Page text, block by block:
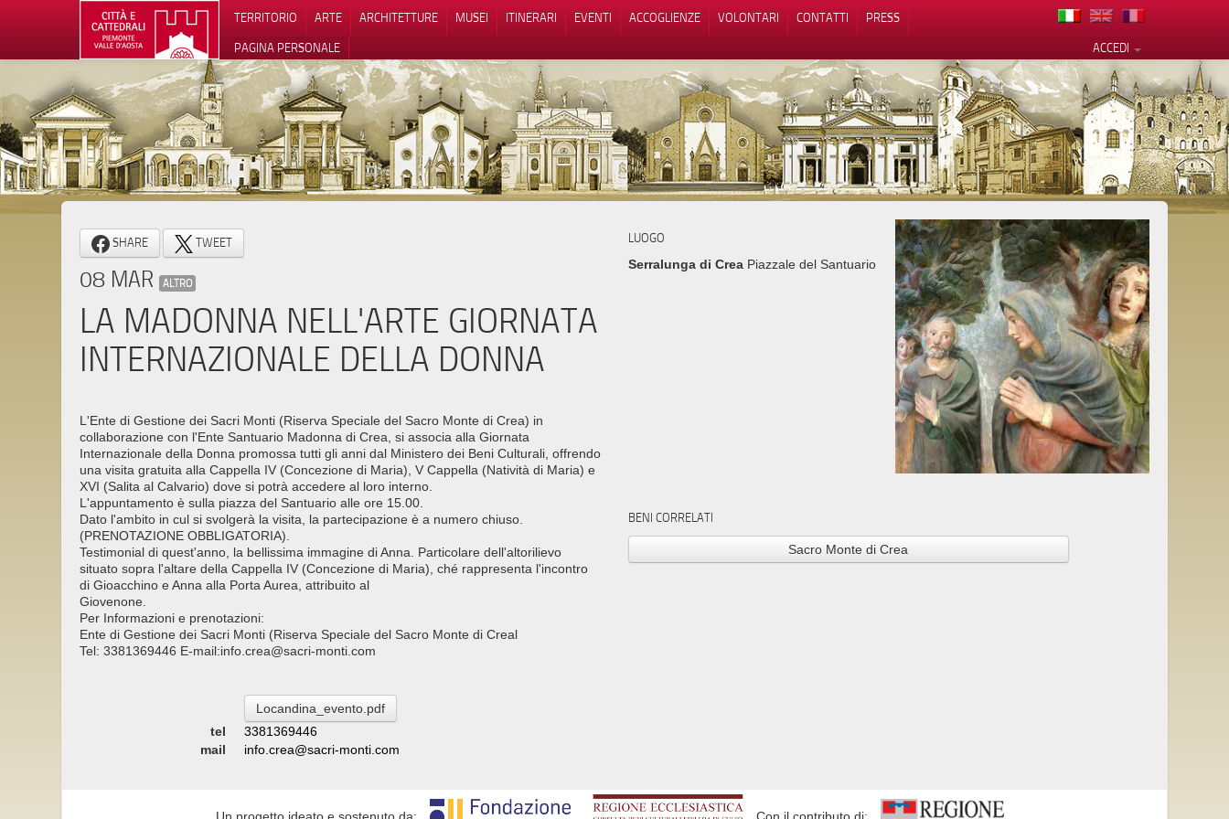
TERRITORIO ARTE ARCHITETTURE MUSEI ITINERARI EVENTI ACCOGLIENZE VOLONTARI CONTATTI
PRESS
ACCEDI
PAGINA PERSONALE
SHARE TWEET
08 MAR ALTRO
LA MADONNA NELL'ARTE GIORNATA
INTERNAZIONALE DELLA DONNA
L'Ente di Gestione dei Sacri Monti (Riserva Speciale del Sacro Monte di Crea) in
collaborazione con l'Ente Santuario Madonna di Crea, si associa alla Giornata
Internazionale della Donna promossa tutti gli anni dal Ministero dei Beni Culturali, offrendo
una visita gratuita alla Cappella IV (Concezione di Maria), V Cappella (Natività di Maria) e
XVI (Salita al Calvario) dove si potrà accedere al loro interno.
L'appuntamento è sulla piazza del Santuario alle ore 15.00.
Dato l'ambito in cul si svolgerà la visita, la partecipazione è a numero chiuso.
(PRENOTAZIONE OBBLIGATORIA).
Testimonial di quest'anno, la bellissima immagine di Anna. Particolare dell'altorilievo
situato sopra l'altare della Cappella IV (Concezione di Maria), ché rappresenta l'incontro
di Gioacchino e Anna alla Porta Aurea, attribuito al
Giovenone.
Per Informazioni e prenotazioni:
Ente di Gestione dei Sacri Monti (Riserva Speciale del Sacro Monte di Creal
Tel: 3381369446 E-mail:info.crea@sacri-monti.com
Locandina_evento.pdf
tel
3381369446
mail
info.crea@sacri-monti.com
LUOGO
Serralunga di CreaPiazzale del Santuario
BENI CORRELATI
Sacro Monte di Crea
Un progetto ideato e sostenuto da: Con il contributo di:
Le tue preferenze relative alla privacy